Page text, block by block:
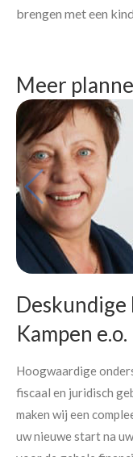
brengen met een
Meer
Kampen e.o.
Hoogwaardige
fiscaal en juridisch
maken wij een
uw nieuwe start na